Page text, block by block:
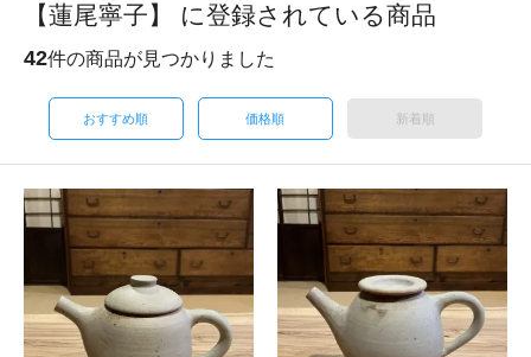
【蓮尾寧子】 に登録されている商品
42件の商品が見つかりました
おすすめ順 価格順 新着順